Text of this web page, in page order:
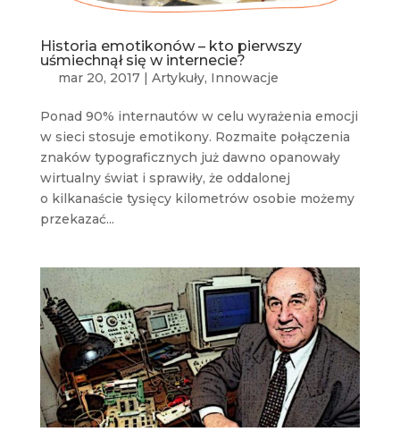
Historia emotikonów – kto pierwszy
uśmiechnął się w internecie?
mar 20, 2017| Artykuły, Innowacje
Ponad 90% internautów w celu wyrażenia emocji
w sieci stosuje emotikony. Rozmaite połączenia
znaków typograficznych już dawno opanowały
wirtualny świat i sprawiły, że oddalonej
o kilkanaście tysięcy kilometrów osobie możemy
przekazać...